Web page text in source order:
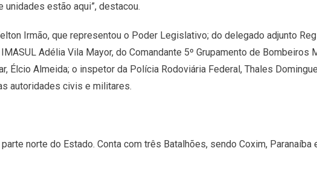
estão aqui”, destacou.
Irmão, que representou o Poder Legislativo; do delegado adjunto
Adélia Vila Mayor, do Comandante 5º Grupamento de Bombeiros
Élcio Almeida; o inspetor da Polícia Rodoviária Federal, Thales
autoridades civis e militares.
norte do Estado. Conta com três Batalhões, sendo Coxim, Paranaíba